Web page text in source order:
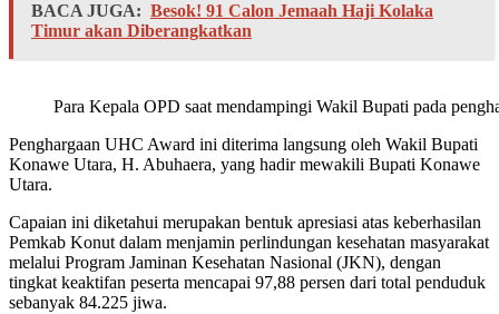
BACA JUGA: Besok! 91 Calon Jemaah Haji Kolaka
Timur akan Diberangkatkan
Para Kepala OPD saat mendampingi Wakil Bupati pada
Penghargaan UHC Award ini diterima langsung oleh Wakil Bupati
Konawe Utara, H. Abuhaera, yang hadir mewakili Bupati Konawe
Utara.
Capaian ini diketahui merupakan bentuk apresiasi atas keberhasilan
Pemkab Konut dalam menjamin perlindungan kesehatan masyarakat
melalui Program Jaminan Kesehatan Nasional (JKN), dengan
tingkat keaktifan peserta mencapai 97,88 persen dari total penduduk
sebanyak 84.225 jiwa.